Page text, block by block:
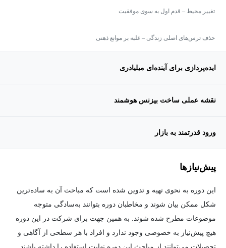
تغییر محیط – قدم اول به سوی موفقیت
حذف ترس‌های اصلی زندگی – غلبه بر موانع ذهنی
ایده‌پردازی برای آینده‌ای میلیادری
نقشه عملی ساخت بیزنس هوشمند
ورود قدرتمند به بازار
پیش‌نیاز‌ها
این دوره به نحوی تهیه و تدوین شده است که مباحث آن به ساده‌ترین
شکل ممکن بیان شوند و مخاطبان دوره بتوانند به‌سادگی متوجه
موضوعات مطرح شده شوند. به همین جهت برای شرکت در این دوره
هیچ پیش‌نیاز به خصوصی وجود ندارد و افراد با هر سطحی از آگاهی و